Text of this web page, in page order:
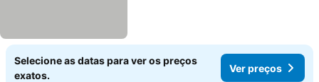
Selecione as datas para ver os preços
exatos.
Ver preços